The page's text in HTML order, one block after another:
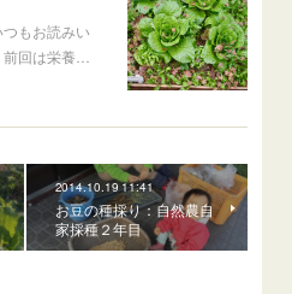
もお読みい
回は栄養…
2014.10.19 11:41
お豆の種採り：自然農自
家採種２年目